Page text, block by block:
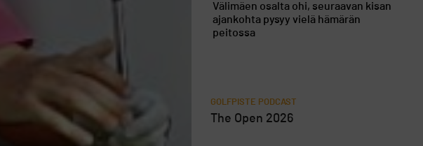
Välimäen osalta ohi, seuraavan kisan
ajankohta pysyy vielä hämärän
peitossa
GOLFPISTE PODCAST
The Open 2026